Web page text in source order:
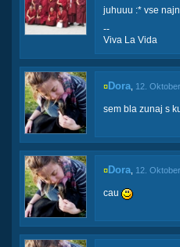
juhuuu :* vse
--
Viva La Vida
¤ Dora 12.
sem bla zunaj s
¤ Dora 12.
cau